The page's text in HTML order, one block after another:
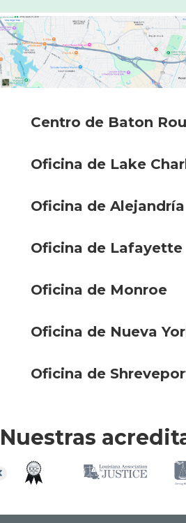
Centro de Baton
Oficina de Lake
Oficina de Alejandría
Oficina de Lafayette
Oficina de Monroe
Oficina de Nueva
Oficina de
Nuestras